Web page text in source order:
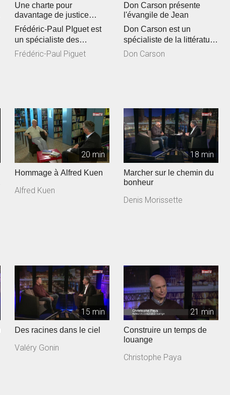
Une charte pour
davantage de justice
climatique en Eglise
Frédéric-Paul PIguet est
un spécialiste des
questions
environnementales. Il a...
Frédéric-Paul Piguet
Don Carson présente
l'évangile de Jean
Don Carson est un
spécialiste de la littérature
du Nouveau Testament.
Don Carson
20 min
Hommage à Alfred Kuen
Alfred Kuen
18 min
Marcher sur le chemin du
bonheur
Denis Morissette
15 min
Des racines dans le ciel
Valéry Gonin
21 min
Construire un temps de
louange
Christophe Paya